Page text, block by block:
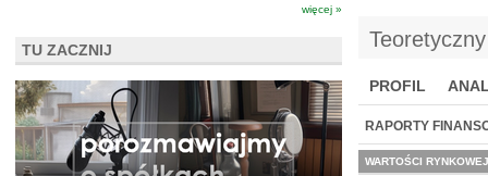
PROFIL
BR LAB
RAPORTY
WARTOŚCI RYNKOWEJ
więcej »
TU ZACZNIJ